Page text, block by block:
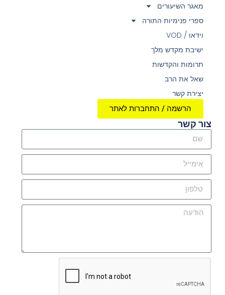
מאגר השיעורים
ספרי פנימיות התורה
וידאו / VOD
ישיבת מקדש מלך
תרומות והקדשות
שאל את הרב
יצירת קשר
הרשמה / התחברות לאתר
צור קשר